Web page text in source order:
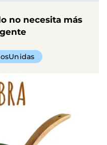
no necesita más